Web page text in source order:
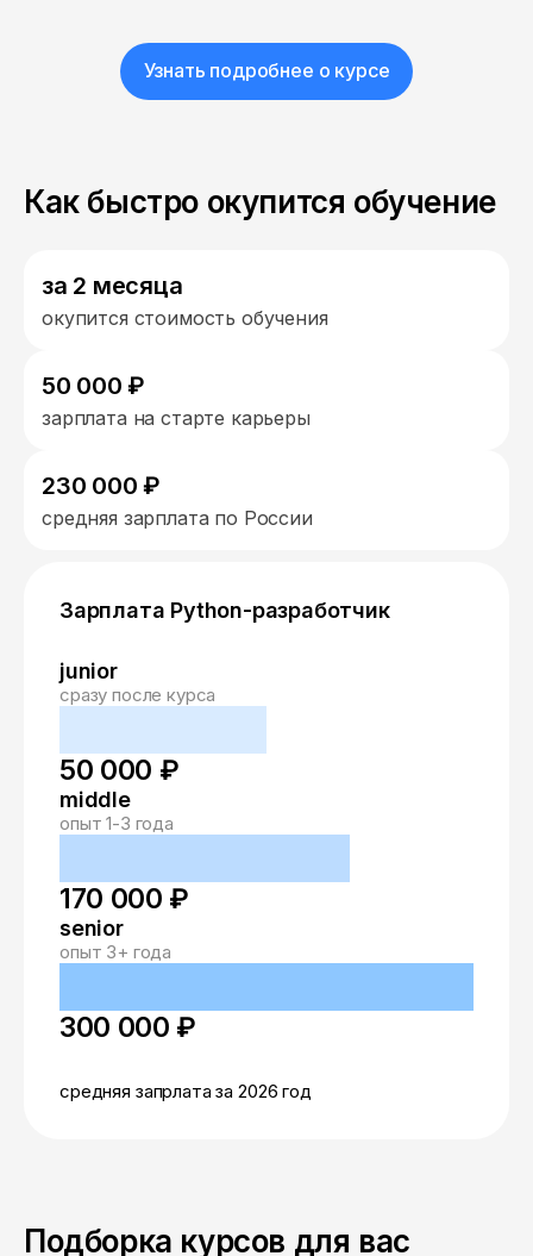
Узнать подробнее о курсе
Как быстро окупится обучение
за 2 месяца
окупится стоимость обучения
50 000 ₽
зарплата на старте карьеры
230 000 ₽
средняя зарплата по России
Зарплата Python-разработчик
junior
сразу после курса
50 000 ₽
middle
опыт 1-3 года
170 000 ₽
senior
опыт 3+ года
300 000 ₽
средняя запрлата за 2026 год
Подборка курсов для вас